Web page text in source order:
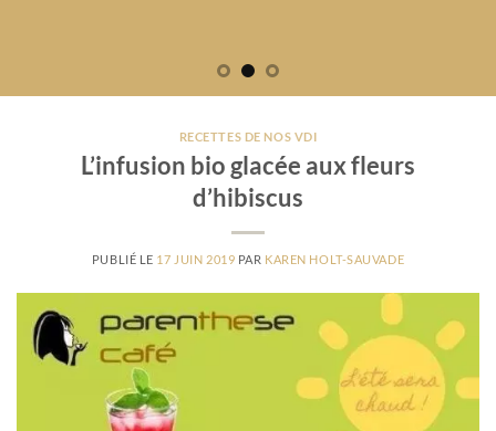
RECETTES DE NOS VDI
L’infusion bio glacée aux fleurs
d’hibiscus
PUBLIÉ LE 17 JUIN 2019 PAR KAREN HOLT-SAUVADE